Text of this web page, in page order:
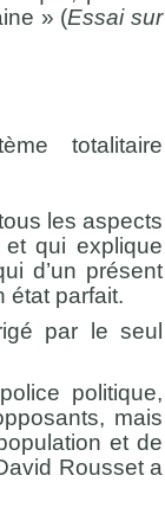
» (Essai sur
totalitaire
les aspects
qui explique
d’un présent
état parfait.
par le seul
politique,
mais
et de
Rousset a